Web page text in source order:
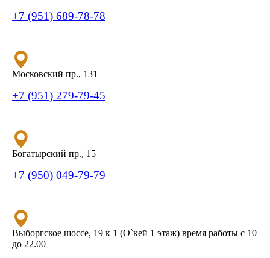
+7 (951) 689-78-78
Московский пр., 131
+7 (951) 279-79-45
Богатырский пр., 15
+7 (950) 049-79-79
Выборгское шоссе, 19 к 1 (О`кей 1 этаж) время работы с 10
до 22.00